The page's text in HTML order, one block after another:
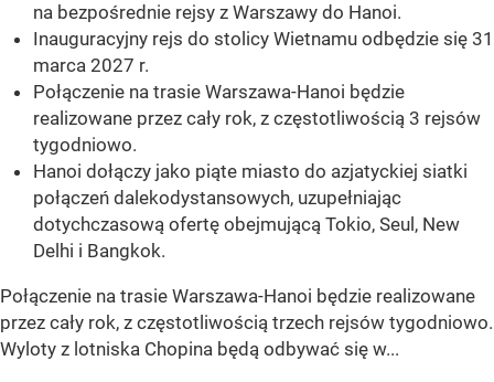
na bezpośrednie rejsy z Warszawy do Hanoi.
Inauguracyjny rejs do stolicy Wietnamu odbędzie się 31
marca 2027 r.
Połączenie na trasie Warszawa-Hanoi będzie
realizowane przez cały rok, z częstotliwością 3 rejsów
tygodniowo.
Hanoi dołączy jako piąte miasto do azjatyckiej siatki
połączeń dalekodystansowych, uzupełniając
dotychczasową ofertę obejmującą Tokio, Seul, New
Delhi i Bangkok.
Połączenie na trasie Warszawa-Hanoi będzie realizowane
przez cały rok, z częstotliwością trzech rejsów tygodniowo.
Wyloty z lotniska Chopina będą odbywać się w...